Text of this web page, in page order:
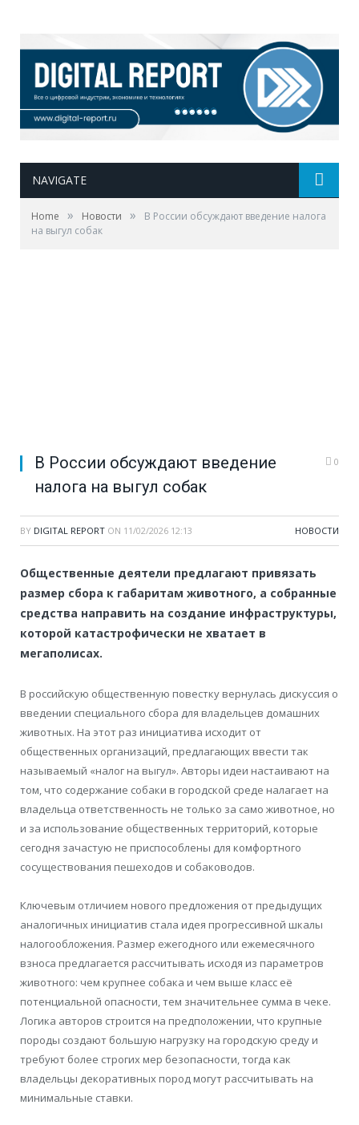
NAVIGATE
Home » Новости »
В России обсуждают введение налога
на выгул собак
В России обсуждают введение
налога на выгул собак
0
BY DIGITAL REPORT ON 11/02/2026 12:13 НОВОСТИ
Общественные деятели предлагают привязать
размер сбора к габаритам животного, а собранные
средства направить на создание инфраструктуры,
которой катастрофически не хватает в
мегаполисах.
В российскую общественную повестку вернулась дискуссия о
введении специального сбора для владельцев домашних
животных. На этот раз инициатива исходит от
общественных организаций, предлагающих ввести так
называемый «налог на выгул». Авторы идеи настаивают на
том, что содержание собаки в городской среде налагает на
владельца ответственность не только за само животное, но
и за использование общественных территорий, которые
сегодня зачастую не приспособлены для комфортного
сосуществования пешеходов и собаководов.
Ключевым отличием нового предложения от предыдущих
аналогичных инициатив стала идея прогрессивной шкалы
налогообложения. Размер ежегодного или ежемесячного
взноса предлагается рассчитывать исходя из параметров
животного: чем крупнее собака и чем выше класс её
потенциальной опасности, тем значительнее сумма в чеке.
Логика авторов строится на предположении, что крупные
породы создают большую нагрузку на городскую среду и
требуют более строгих мер безопасности, тогда как
владельцы декоративных пород могут рассчитывать на
минимальные ставки.